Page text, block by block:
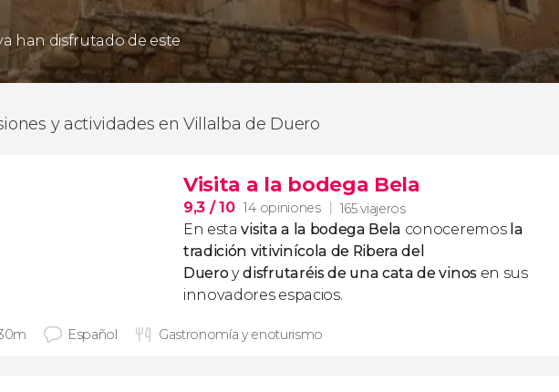
han disfrutado de este
y actividades en Villalba de Duero
Visita a la bodega Bela
9,3 / 10 14 opiniones 165 viajeros
En esta visita a la bodega Bela conoceremosla
tradición vitivinícola de Ribera del
Dueroydisfrutaréis de una cata de vinos en sus
innovadores espacios.
Español Gastronomía y enoturismo